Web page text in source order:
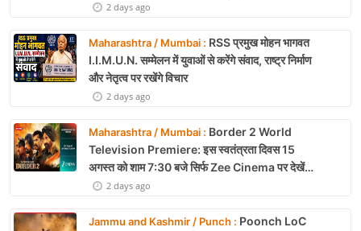
2 days ago
Maharashtra / Mumbai : RSS प्रमुख मोहन भागवत
I.I.M.U.N. सम्मेलन में युवाओं से करेंगे संवाद, राष्ट्र निर्माण
और नेतृत्व पर रखेंगे विचार
2 days ago
Maharashtra / Mumbai : Border 2 World
Television Premiere: इस स्वतंत्रता दिवस 15
अगस्त को शाम 7:30 बजे सिर्फ Zee Cinema पर देखें
बॉर्डर 22 days ago
Jammu and Kashmir / Punch : Poonch LoC